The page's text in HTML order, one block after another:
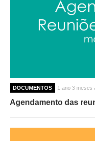
DOCUMENTOS 1 ano 3 meses
Agendamento das